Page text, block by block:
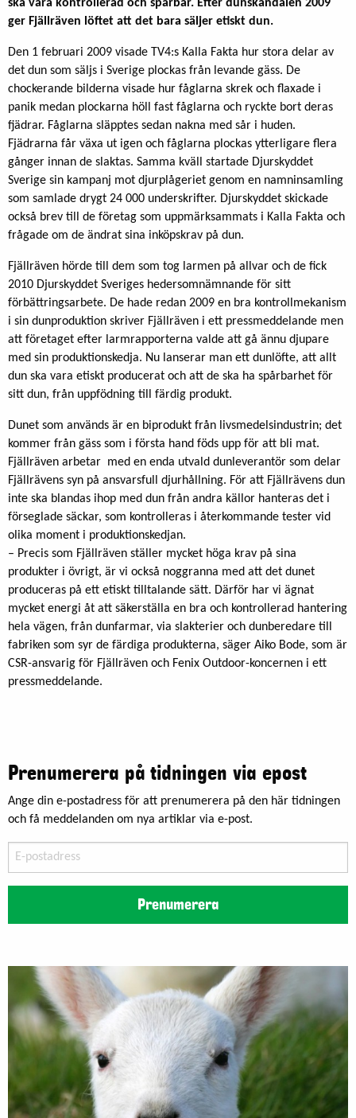
ska vara kontrollerad och spårbar. Efter dunskandalen 2009
ger Fjällräven löftet att det bara säljer etiskt dun.
Den 1 februari 2009 visade TV4:s Kalla Fakta hur stora delar av
det dun som säljs i Sverige plockas från levande gäss. De
chockerande bilderna visade hur fåglarna skrek och flaxade i
panik medan plockarna höll fast fåglarna och ryckte bort deras
fjädrar. Fåglarna släpptes sedan nakna med sår i huden.
Fjädrarna får växa ut igen och fåglarna plockas ytterligare flera
gånger innan de slaktas. Samma kväll startade Djurskyddet
Sverige sin kampanj mot djurplågeriet genom en namninsamling
som samlade drygt 24 000 underskrifter. Djurskyddet skickade
också brev till de företag som uppmärksammats i Kalla Fakta och
frågade om de ändrat sina inköpskrav på dun.
Fjällräven hörde till dem som tog larmen på allvar och de fick
2010 Djurskyddet Sveriges hedersomnämnande för sitt
förbättringsarbete. De hade redan 2009 en bra kontrollmekanism
i sin dunproduktion skriver Fjällräven i ett pressmeddelande men
att företaget efter larmrapporterna valde att gå ännu djupare
med sin produktionskedja. Nu lanserar man ett dunlöfte, att allt
dun ska vara etiskt producerat och att de ska ha spårbarhet för
sitt dun, från uppfödning till färdig produkt.
Dunet som används är en biprodukt från livsmedelsindustrin; det
kommer från gäss som i första hand föds upp för att bli mat.
Fjällräven arbetar med en enda utvald dunleverantör som delar
Fjällrävens syn på ansvarsfull djurhållning. För att Fjällrävens dun
inte ska blandas ihop med dun från andra källor hanteras det i
förseglade säckar, som kontrolleras i återkommande tester vid
olika moment i produktionskedjan.
– Precis som Fjällräven ställer mycket höga krav på sina
produkter i övrigt, är vi också noggranna med att det dunet
produceras på ett etiskt tilltalande sätt. Därför har vi ägnat
mycket energi åt att säkerställa en bra och kontrollerad hantering
hela vägen, från dunfarmar, via slakterier och dunberedare till
fabriken som syr de färdiga produkterna, säger Aiko Bode, som är
CSR-ansvarig för Fjällräven och Fenix Outdoor-koncernen i ett
pressmeddelande.
Prenumerera på tidningen via epost
Ange din e-postadress för att prenumerera på den här tidningen
och få meddelanden om nya artiklar via e-post.
postadress
Prenumerera